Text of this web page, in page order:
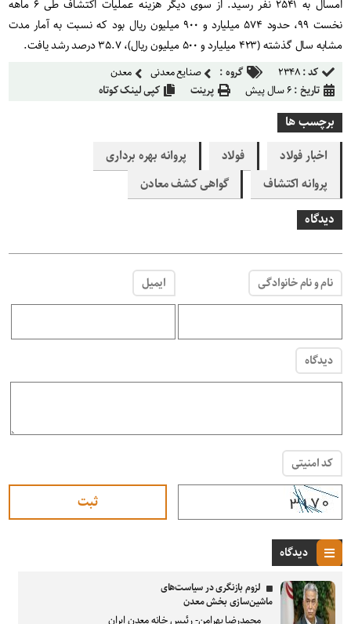
امسال به ۲۵۴۱ نفر رسید. از سوی دیگر هزینه عملیات اکتشاف طی ۶ ماهه
نخست ۹۹، حدود ۵۷۴ میلیارد و ۹۰۰ میلیون ریال بود که نسبت به آمار مدت
مشابه سال گذشته (۴۲۳ میلیارد و ۵۰۰ میلیون ریال)، ۳۵.۷ درصد رشد یافت.
کد :۲۳۴۸ گروه : صنایع معدنی
معدن
تاریخ :۶ سال پیش پرینت کپی لینک کوتاه
برچسب ها
اخبار فولاد
فولاد
پروانه بهره برداری
پروانه اکتشاف
گواهی کشف معادن
دیدگاه
نام و نام خانوادگی ایمیل
دیدگاه
کد امنیتی
دیدگاه
لزوم بازنگری در سیاست‌های
ماشین‌سازی بخش معدن